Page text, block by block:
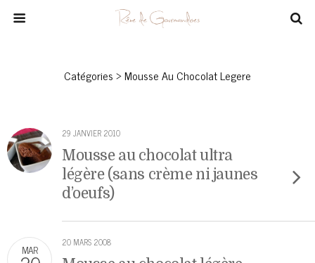
Catégories ›Mousse Au Chocolat Legere
29 JANVIER 2010
Mousse au chocolat ultra
légère (sans crème ni jaunes
d’oeufs)
MAR 20 MARS 2008